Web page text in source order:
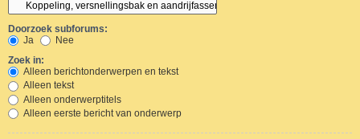
Doorzoek subforums:
Ja
Nee
Zoek in:
Alleen berichtonderwerpen en tekst
Alleen tekst
Alleen onderwerptitels
Alleen eerste bericht van onderwerp